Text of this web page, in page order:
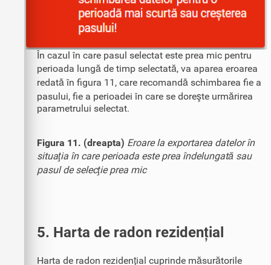
În cazul în care pasul selectat este prea mic pentru
perioada lungă de timp selectată, va aparea eroarea
redată în figura 11, care recomandă schimbarea fie a
pasului, fie a perioadei în care se doreşte urmărirea
parametrului selectat.
Figura 11. (dreapta) Eroare la exportarea datelor în
situaţia în care perioada este prea îndelungată sau
pasul de selecţie prea mic
5. Harta de radon rezidențial
Harta de radon rezidenţial cuprinde măsurătorile